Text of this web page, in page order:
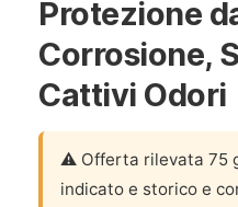
Protezione
Corrosione,
Cattivi Odori
⚠️ Offerta rilevata 75
indicato e storico e